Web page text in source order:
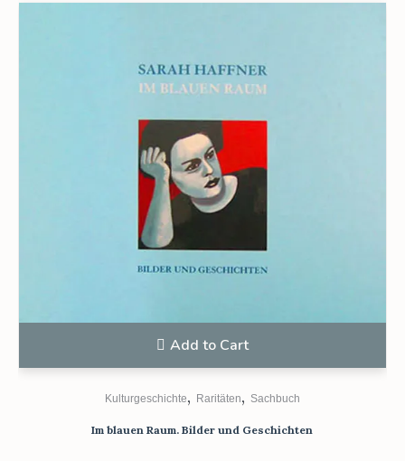
Add to Cart
Kulturgeschichte, Raritäten, Sachbuch
Im blauen Raum. Bilder und Geschichten